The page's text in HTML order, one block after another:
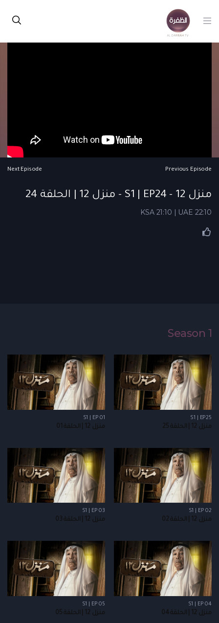
Previous Episode
Next Episode
منزل 12 - S1 | EP24 - منزل 12 | الحلقة 24
KSA 21:10 | UAE 22:10
Season 1
S1 | EP25
منزل 12 | الحلقة 25
S1 | EP 01
منزل 12 | الحلقة 01
S1 | EP 02
منزل 12 | الحلقة 02
S1 | EP 03
منزل 12 | الحلقة 03
S1 | EP 04
منزل 12 | الحلقة 04
S1 | EP 05
منزل 12 | الحلقة 05